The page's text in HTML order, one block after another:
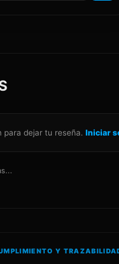
para dejar tu reseña. Iniciar
Y